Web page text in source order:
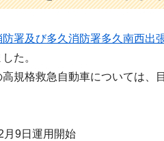
署及び多久消防署多久南西出
た。
規格救急自動車については、
運用開始